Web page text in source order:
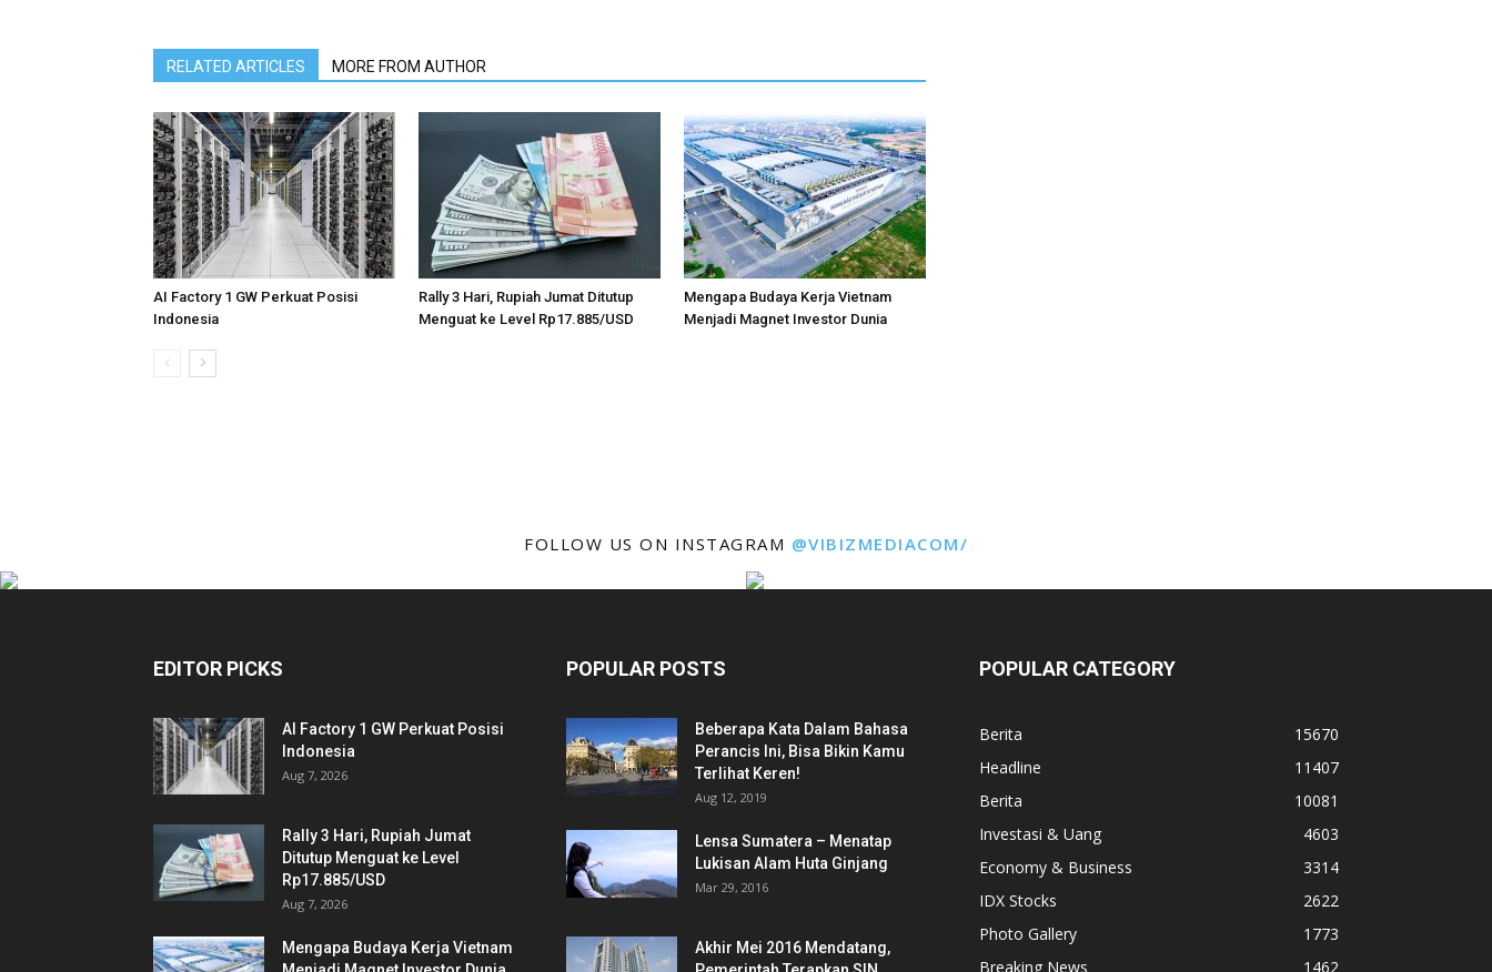
RELATED ARTICLES MORE FROM AUTHOR
AI Factory 1 GW Perkuat Posisi
Indonesia
Rally 3 Hari, Rupiah Jumat Ditutup
Menguat ke Level Rp17.885/USD
Mengapa Budaya Kerja Vietnam
Menjadi Magnet Investor Dunia
FOLLOW US ON INSTAGRAM @VIBIZMEDIACOM/
EDITOR PICKS
AI Factory 1 GW Perkuat Posisi
Indonesia
Aug 7, 2026
Rally 3 Hari, Rupiah Jumat
Ditutup Menguat ke Level
Rp17.885/USD
Aug 7, 2026
Mengapa Budaya Kerja Vietnam
POPULAR POSTS
Beberapa Kata Dalam Bahasa
Perancis Ini, Bisa Bikin Kamu
Terlihat Keren!
Aug 12, 2019
Lensa Sumatera – Menatap
Lukisan Alam Huta Ginjang
Mar 29, 2016
Akhir Mei 2016 Mendatang,
POPULAR CATEGORY
Berita
15670
Headline
11407
Berita
10081
Investasi & Uang
4603
Economy & Business
3314
IDX Stocks
2622
Photo Gallery
1773
Breaking News
1462